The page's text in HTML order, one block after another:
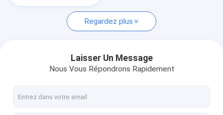
machine de beauté de rf
Peptide de protéine d'or
Regardez plus
Laisser Un Message
Nous Vous Répondrons Rapidement